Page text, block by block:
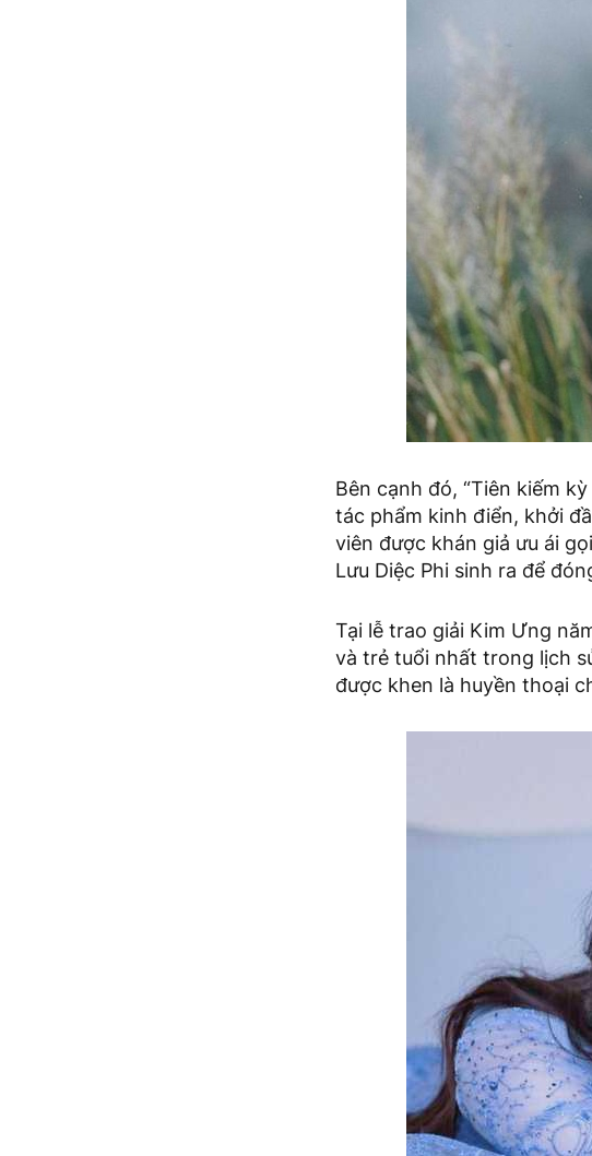
Bên cạnh đó, “Tiên kiếm
tác phẩm kinh điển, khởi
viên được khán giả ưu ái
Lưu Diệc Phi sinh ra để
Tại lễ trao giải Kim Ưng
và trẻ tuổi nhất trong lịch
được khen là huyền thoại